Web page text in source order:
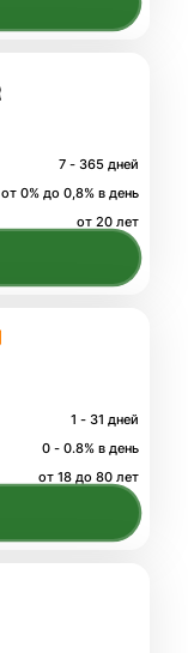
7 - 365 дней
от 0% до 0,8% в день
от 20 лет
1 - 31 дней
0 - 0.8% в день
от 18 до 80 лет